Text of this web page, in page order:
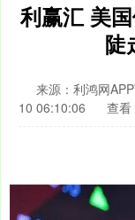
利赢汇 美
陡
来源：利鸿网
10 06:10:06
查看